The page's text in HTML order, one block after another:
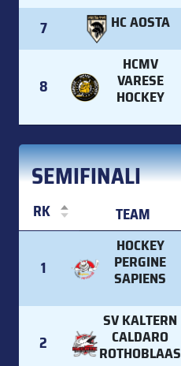
7 HC AOSTA
8
HCMV
VARESE
HOCKEY
SEMIFINALI
RK TEAM
TEAM
1
HOCKEY
PERGINE
SAPIENS
2
SV KALTERN
CALDARO
ROTHOBLAAS